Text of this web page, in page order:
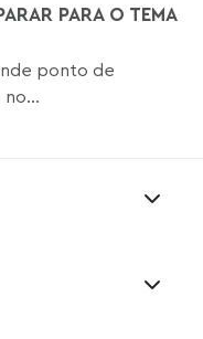
PARA O TEMA
ponto de